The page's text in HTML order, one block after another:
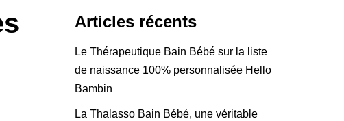
Articles récents
Le Thérapeutique Bain Bébé sur la liste
de naissance 100% personnalisée Hello
Bambin
La Thalasso Bain Bébé, une véritable